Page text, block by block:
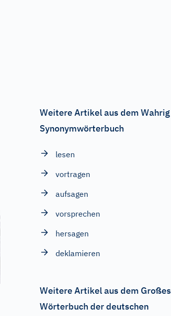
Weitere Artikel aus dem Wahrig
Synonymwörterbuch
lesen
vortragen
aufsagen
vorsprechen
hersagen
deklamieren
Weitere Artikel aus dem Großes
Wörterbuch der deutschen